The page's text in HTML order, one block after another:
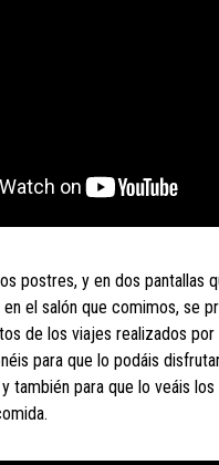
postres, y en dos pantallas
en el salón que comimos, se
de los viajes realizados por
para que lo podáis
también para que lo veáis los